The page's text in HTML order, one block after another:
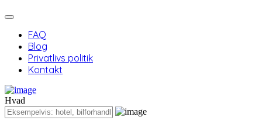
FAQ
Blog
Privatlivs politik
Kontakt
Hvad